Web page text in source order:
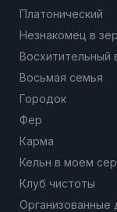
Платонический
Незнакомец в
Восхитительный
Восьмая семья
Городок
Фер
Карма
Кельн в моем
Клуб чистоты
Организованные